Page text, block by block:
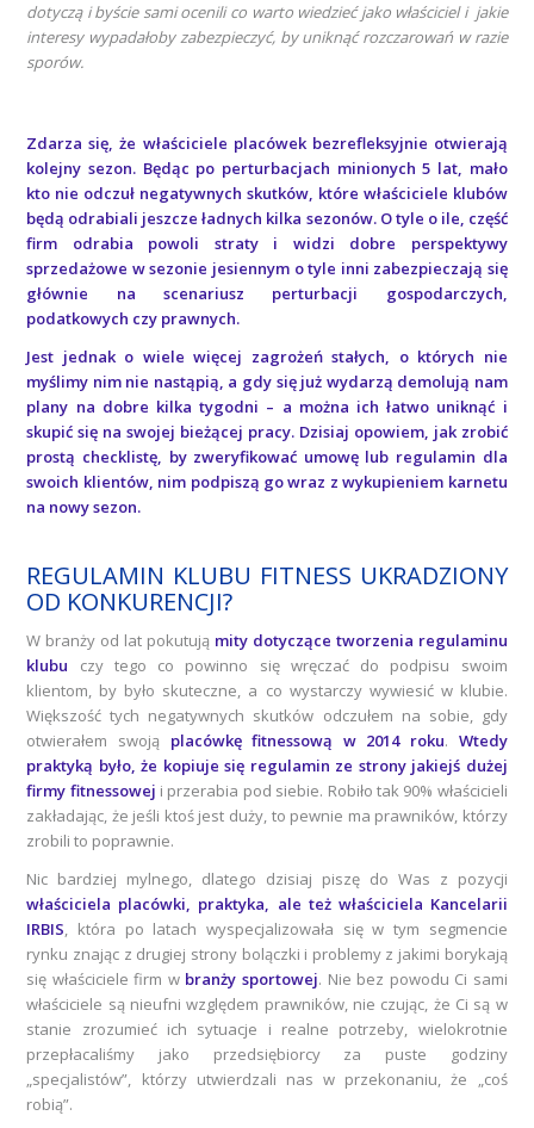
dotyczą i byście sami ocenili co warto wiedzieć jako właściciel i jakie
interesy wypadałoby zabezpieczyć, by uniknąć rozczarowań w razie
sporów.
Zdarza się, że właściciele placówek bezrefleksyjnie otwierają
kolejny sezon. Będąc po perturbacjach minionych 5 lat, mało
kto nie odczuł negatywnych skutków, które właściciele klubów
będą odrabiali jeszcze ładnych kilka sezonów. O tyle o ile, część
firm odrabia powoli straty i widzi dobre perspektywy
sprzedażowe w sezonie jesiennym o tyle inni zabezpieczają się
głównie na scenariusz perturbacji gospodarczych,
podatkowych czy prawnych.
Jest jednak o wiele więcej zagrożeń stałych, o których nie
myślimy nim nie nastąpią, a gdy się już wydarzą demolują nam
plany na dobre kilka tygodni – a można ich łatwo uniknąć i
skupić się na swojej bieżącej pracy. Dzisiaj opowiem, jak zrobić
prostą checklistę, by zweryfikować umowę lub regulamin dla
swoich klientów, nim podpiszą go wraz z wykupieniem karnetu
na nowy sezon.
REGULAMIN KLUBU FITNESS UKRADZIONY
OD KONKURENCJI?
W branży od lat pokutują mity dotyczące tworzenia regulaminu
klubu czy tego co powinno się wręczać do podpisu swoim
klientom, by było skuteczne, a co wystarczy wywiesić w klubie.
Większość tych negatywnych skutków odczułem na sobie, gdy
otwierałem swoją placówkę fitnessową w 2014 roku. Wtedy
praktyką było, że kopiuje się regulamin ze strony jakiejś dużej
firmy fitnessowej i przerabia pod siebie. Robiło tak 90% właścicieli
zakładając, że jeśli ktoś jest duży, to pewnie ma prawników, którzy
zrobili to poprawnie.
Nic bardziej mylnego, dlatego dzisiaj piszę do Was z pozycji
właściciela placówki, praktyka, ale też właściciela Kancelarii
IRBIS, która po latach wyspecjalizowała się w tym segmencie
rynku znając z drugiej strony bolączki i problemy z jakimi borykają
się właściciele firm w branży sportowej. Nie bez powodu Ci sami
właściciele są nieufni względem prawników, nie czując, że Ci są w
stanie zrozumieć ich sytuacje i realne potrzeby, wielokrotnie
przepłacaliśmy jako przedsiębiorcy za puste godziny
„specjalistów”, którzy utwierdzali nas w przekonaniu, że „coś
robią”.